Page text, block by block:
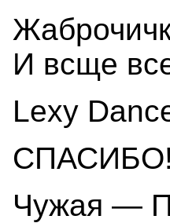
И всще
Lexy
СПАСИБО!
Чужая —